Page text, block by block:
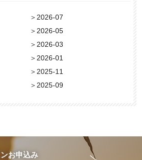
＞ 2026-07
＞ 2026-05
＞ 2026-03
＞ 2026-01
＞ 2025-11
＞ 2025-09
お申込み